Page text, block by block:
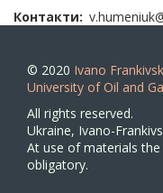
Контакти
© 2020 Ivano
University of Oil and
All rights reserved.
Ukraine, Ivano-
At use of materials
obligatory.